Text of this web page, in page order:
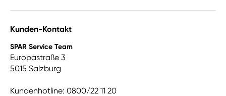
Kunden-Kontakt
SPAR Service Team
Europastraße 3
5015 Salzburg
Kundenhotline: 0800/22 11 20